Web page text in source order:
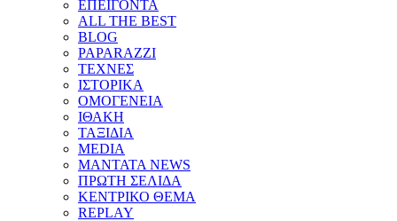
ΕΠΕΙΓΟΝΤΑ
ALL THE BEST
BLOG
PAPARAZZI
ΤΕΧΝΕΣ
ΙΣΤΟΡΙΚΑ
ΟΜΟΓΕΝΕΙΑ
ΙΘΑΚΗ
ΤΑΞΙΔΙΑ
MEDIA
MANTATA NEWS
ΠΡΩΤΗ ΣΕΛΙΔΑ
ΚΕΝΤΡΙΚΟ ΘΕΜΑ
REPLAY